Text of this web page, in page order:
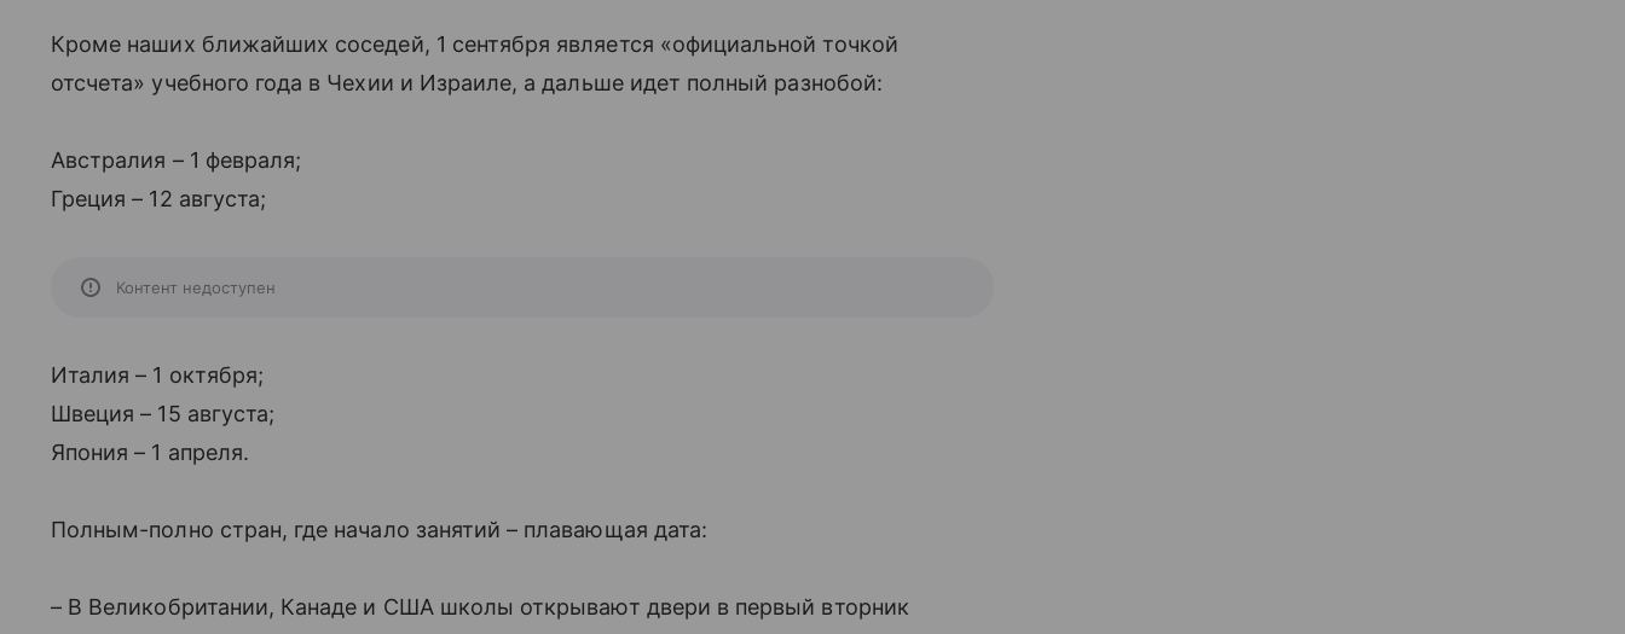
Кроме наших ближайших соседей, 1 сентября является «официальной точкой
отсчета» учебного года в Чехии и Израиле, а дальше идет полный разнобой:
Австралия – 1 февраля;
Греция – 12 августа;
Контент недоступен
Италия – 1 октября;
Швеция – 15 августа;
Япония – 1 апреля.
Полным-полно стран, где начало занятий – плавающая дата:
– В Великобритании, Канаде и США школы открывают двери в первый вторник